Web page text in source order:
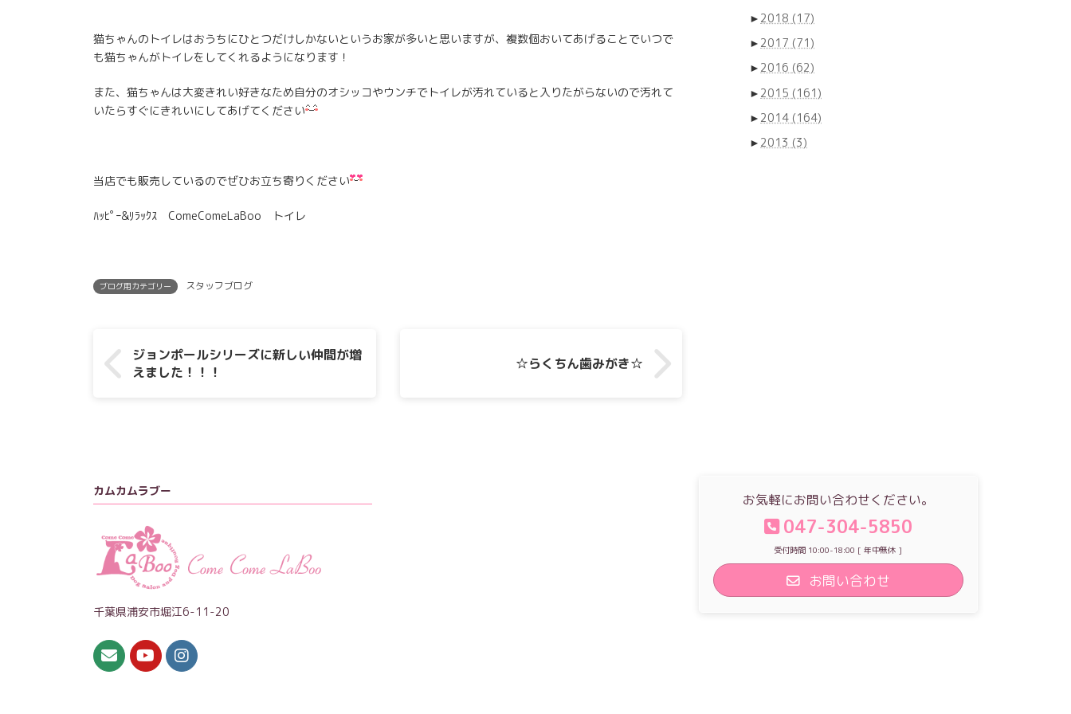
猫ちゃんのトイレはおうちにひとつだけしかないというお家が多いと思いますが、複数個おいてあげることでいつで
も猫ちゃんがトイレをしてくれるようになります！
また、猫ちゃんは大変きれい好きなため自分のオシッコやウンチでトイレが汚れていると入りたがらないので汚れて
いたらすぐにきれいにしてあげてください
当店でも販売しているのでぜひお立ち寄りください
ﾊｯﾋﾟｰ&ﾘﾗｯｸｽ ComeComeLaBoo トイレ
ブログ用カテゴリー スタッフブログ
ジョンポールシリーズに新しい仲間が増
えました！！！
☆らくちん歯みがき☆
► 2018 (17)
► 2017 (71)
► 2016 (62)
► 2015 (161)
► 2014 (164)
► 2013 (3)
カムカムラブー
千葉県浦安市堀江6-11-20
お気軽にお問い合わせください。
047-304-5850
受付時間 10:00-18:00 [ 年中無休 ]
お問い合わせ